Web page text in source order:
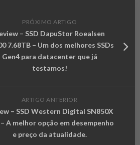
PRÓXIMO ARTIGO
– SSD DapuStor Roealsen
7.68TB – Um dos melhores SSDs
Gen4 para datacenter que já
testamos!
ARTIGO ANTERIOR
– SSD Western Digital SN850X
A melhor opção em desempenho
e preço da atualidade.